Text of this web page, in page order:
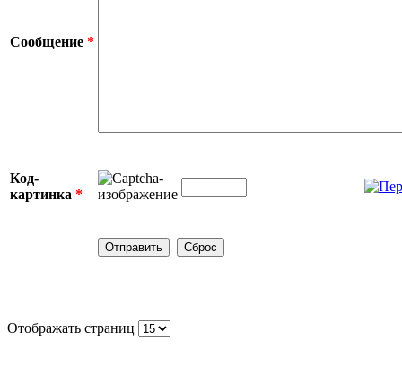
Сообщение *
Код-
картинка *
Отображать страниц